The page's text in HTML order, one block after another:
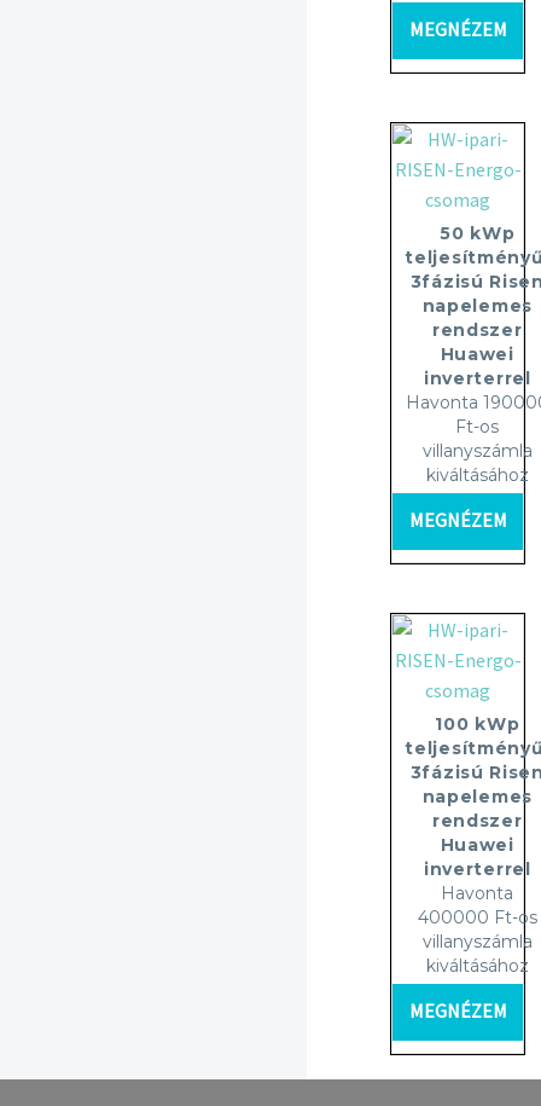
MEGNÉZEM
50 kWp
3fázisú
napelemes
rendszer
Huawei
inverterrel
Havonta
Ft-os
villanyszámla
kiváltásához
MEGNÉZEM
100 kWp
3fázisú
napelemes
rendszer
Huawei
inverterrel
Havonta
400000 Ft-os
villanyszámla
kiváltásához
MEGNÉZEM